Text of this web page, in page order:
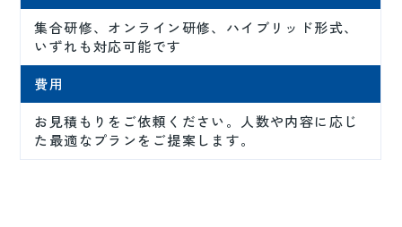
集合研修、オンライン研修、ハイブリッド形式、
いずれも対応可能です
費用
お見積もりをご依頼ください。人数や内容に応じ
た最適なプランをご提案します。